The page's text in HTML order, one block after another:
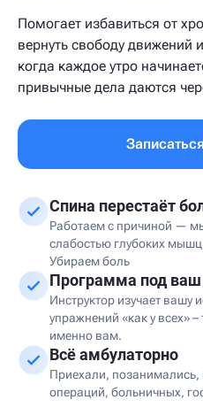
Помогает избавиться от
вернуть свободу движений
когда каждое утро
привычные дела даются
Спина перестаёт
Работаем с причиной —
слабостью глубоких
Убираем боль
Программа под ваш
Инструктор изучает вашу
упражнений «как у всех»
именно вам.
Всё амбулаторно
Приехали, позанимались,
операций, больничных,